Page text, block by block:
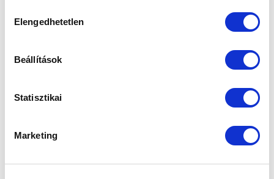
kiválasztása
Elengedhetetlen
Beállítások
Statisztikai
Marketing
CSIKI NORBERT VOLT A MECCS EMBERE